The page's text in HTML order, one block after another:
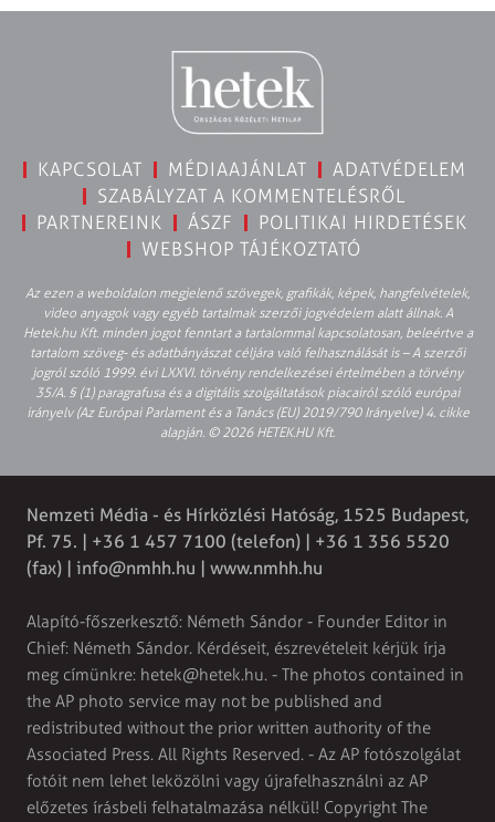
KAPCSOLAT MÉDIAAJÁNLAT
ADATVÉDELEM
SZABÁLYZAT A KOMMENTELÉSRŐL
PARTNEREINK
ÁSZF
POLITIKAI HIRDETÉSEK
WEBSHOP TÁJÉKOZTATÓ
Az ezen a weboldalon megjelenő szövegek, grafikák, képek, hangfelvételek,
video anyagok vagy egyéb tartalmak szerzői jogvédelem alatt állnak. A
Hetek.hu Kft. minden jogot fenntart a tartalommal kapcsolatosan, beleértve a
tartalom szöveg- és adatbányászat céljára való felhasználását is – A szerzői
jogról szóló 1999. évi LXXVI. törvény rendelkezései értelmében a törvény
35/A. § (1) paragrafusa és a digitális szolgáltatások piacairól szóló európai
irányelv (Az Európai Parlament és a Tanács (EU) 2019/790 Irányelve) 4. cikke
alapján. © 2026 HETEK.HU Kft.
Nemzeti Média - és Hírközlési Hatóság, 1525 Budapest,
Pf. 75. | +36 1 457 7100 (telefon) | +36 1 356 5520
(fax) | info@nmhh.hu | www.nmhh.hu
Alapító-főszerkesztő: Németh Sándor - Founder Editor in
Chief: Németh Sándor. Kérdéseit, észrevételeit kérjük írja
meg címünkre: hetek@hetek.hu. - The photos contained in
the AP photo service may not be published and
redistributed without the prior written authority of the
Associated Press. All Rights Reserved. - Az AP fotószolgálat
fotóit nem lehet leközölni vagy újrafelhasználni az AP
előzetes írásbeli felhatalmazása nélkül! Copyright The